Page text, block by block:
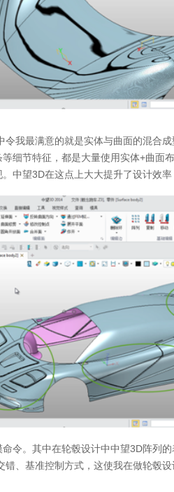
最满意的就是实体与曲面的混合成
细节特征，都是大量使用实体+曲面
中望3D在这点上大大提升了设计效率
。其中在轮毂设计中中望3D阵列的
、基准控制方式，这使我在做轮毂